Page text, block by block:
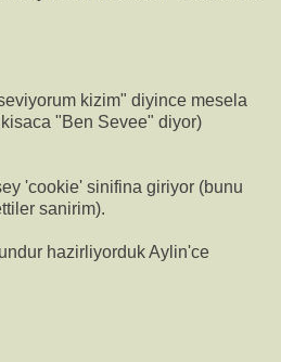
kizim" diyince mesela
"Ben Sevee" diyor)
'cookie' sinifina giriyor (bunu
sanirim).
hazirliyorduk Aylin'ce